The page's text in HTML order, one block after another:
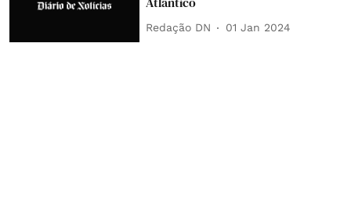
Redação DN 01 Jan 2024